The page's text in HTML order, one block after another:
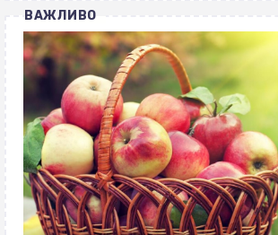
ВАЖЛИВО